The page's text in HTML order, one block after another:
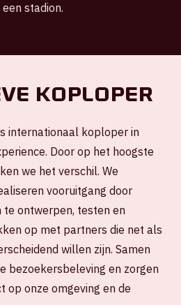
stadion.
koploper
internationaal koploper in
Door op het hoogste
we het verschil. We
vooruitgang door
te ontwerpen, testen en
op met partners die net als
willen zijn. Samen
bezoekersbeleving en zorgen
op onze omgeving en de